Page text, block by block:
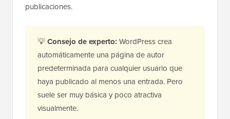
publicaciones.
💡Consejo de experto: WordPress crea
automáticamente una página de autor
predeterminada para cualquier usuario que
haya publicado al menos una entrada. Pero
suele ser muy básica y poco atractiva
visualmente.